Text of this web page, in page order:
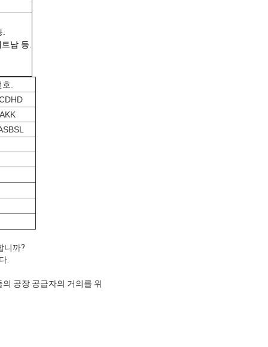
.
남 등.
호.
니까?
.
공장 공급자의 거의를 위